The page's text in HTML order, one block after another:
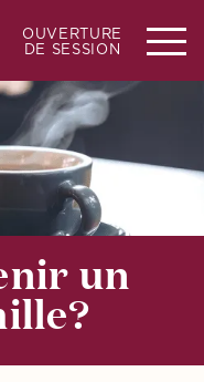
OUVERTURE
DE SESSION
un